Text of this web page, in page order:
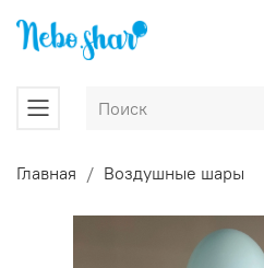
Главная Воздушные шары